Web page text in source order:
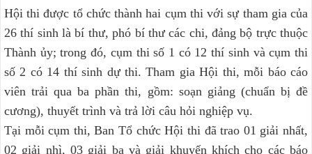
Hội thi được tổ chức thành hai cụm thi với sự tham gia của
26 thí sinh là bí thư, phó bí thư các chi, đảng bộ trực thuộc
Thành ủy; trong đó, cụm thi số 1 có 12 thí sinh và cụm thi
số 2 có 14 thí sinh dự thi. Tham gia Hội thi, mỗi báo cáo
viên trải qua ba phần thi, gồm: soạn giảng (chuẩn bị đề
cương), thuyết trình và trả lời câu hỏi nghiệp vụ.
Tại mỗi cụm thi, Ban Tổ chức Hội thi đã trao 01 giải nhất,
02 giải nhì, 03 giải ba và giải khuyến khích cho các báo